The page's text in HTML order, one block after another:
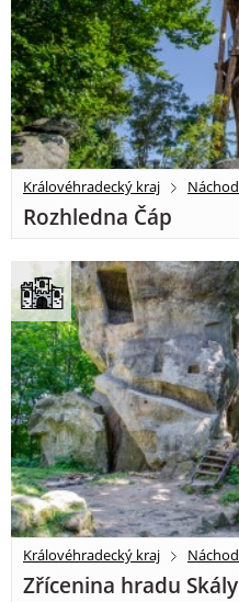
Královéhradecký kraj Náchod
Rozhledna Čáp
Královéhradecký kraj Náchod
Zřícenina hradu Skály